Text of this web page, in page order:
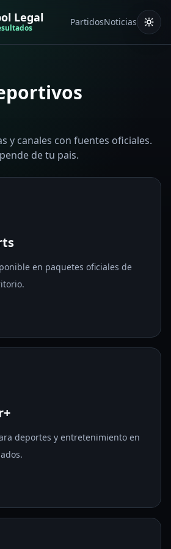
Legal PartidosNoticias
y canales con fuentes oficiales.
de tu pais.
en paquetes oficiales de
deportes y entretenimiento en